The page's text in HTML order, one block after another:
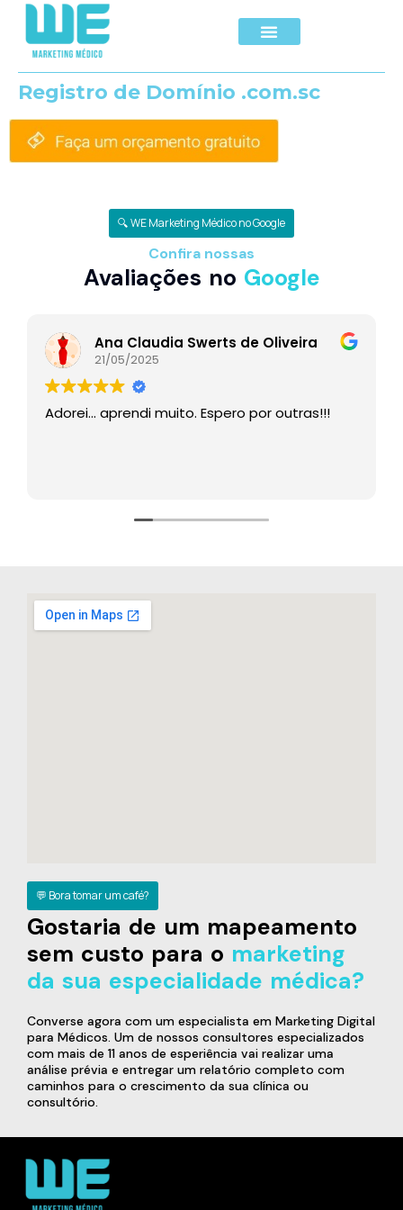
Registro de Domínio .com.sc
🔍 WE Marketing Médico no Google
Confira nossas
Avaliações no Google
Ana Claudia Swerts de Oliveira
21/05/2025
Adorei… aprendi muito. Espero por outras!!!
💬 Bora tomar um café?
Gostaria de um mapeamento
sem custo para o marketing
da sua especialidade médica?
Converse agora com um especialista em Marketing Digital
para Médicos. Um de nossos consultores especializados
com mais de 11 anos de esperiência vai realizar uma
análise prévia e entregar um relatório completo com
caminhos para o crescimento da sua clínica ou
consultório.